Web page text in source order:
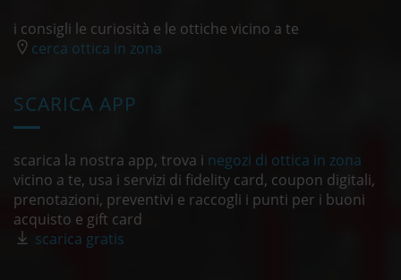
i consigli le curiosità e le ottiche vicino a te
cerca ottica in zona
SCARICA APP
scarica la nostra app, trova i negozi di ottica in zona
vicino a te, usa i servizi di fidelity card, coupon digitali,
prenotazioni, preventivi e raccogli i punti per i buoni
acquisto e gift card
scarica gratis